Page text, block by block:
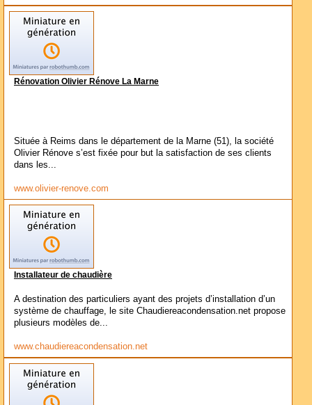
Rénovation Olivier Rénove La Marne
Située à Reims dans le département de la Marne (51), la société
Olivier Rénove s’est fixée pour but la satisfaction de ses clients
dans les...
www.olivier-renove.com
Installateur de chaudière
A destination des particuliers ayant des projets d’installation d’un
système de chauffage, le site Chaudiereacondensation.net propose
plusieurs modèles de...
www.chaudiereacondensation.net